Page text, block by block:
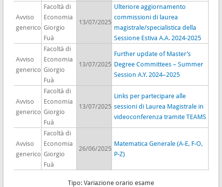
Avviso
generico
Facoltà di
Economia
Giorgio
Fuà
13/07/2025
Ulteriore aggiornamento
commissioni di laurea
magistrale/specialistica della
Sessione Estiva A.A. 2024-2025
Avviso
generico
Facoltà di
Economia
Giorgio
Fuà
13/07/2025
Further update of Master’s
Degree Committees – Summer
Session A.Y. 2024–2025
Avviso
generico
Facoltà di
Economia
Giorgio
Fuà
13/07/2025
Links per partecipare alle
sessioni di Laurea Magistrale in
videoconferenza tramite TEAMS
Avviso
generico
Facoltà di
Economia
Giorgio
Fuà
26/06/2025
Matematica Generale (A-E, F-O,
P-Z)
Tipo: Variazione orario esame